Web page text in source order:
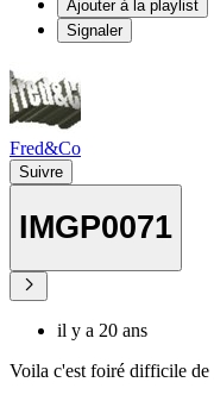
Ajouter à la playlist
Signaler
Fred&Co
Suivre
IMGP0071
il y a 20 ans
Voila c'est foiré difficile de